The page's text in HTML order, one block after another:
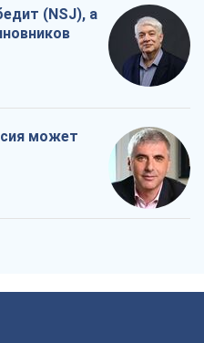
(NSJ), а
может